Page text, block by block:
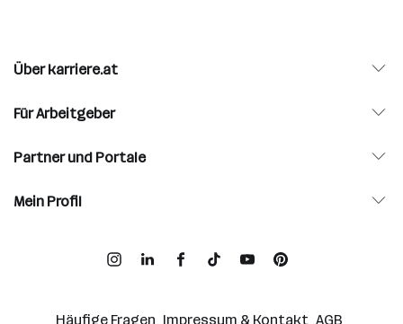
Über karriere.at
Für Arbeitgeber
Partner und Portale
Mein Profil
Häufige Fragen Impressum & Kontakt AGB